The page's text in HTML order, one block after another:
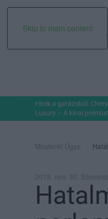
Skip to main content
2026. augusztus
Hírek a garázsból:
Luxury – A kínai
Mindenki Ügye
2019. nov. 30.